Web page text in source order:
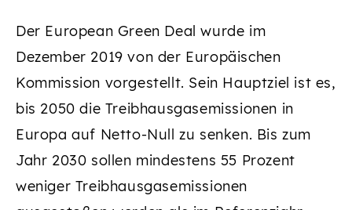
Der European Green Deal wurde im
Dezember 2019 von der Europäischen
Kommission vorgestellt. Sein Hauptziel ist es,
bis 2050 die Treibhausgasemissionen in
Europa auf Netto-Null zu senken. Bis zum
Jahr 2030 sollen mindestens 55 Prozent
weniger Treibhausgasemissionen